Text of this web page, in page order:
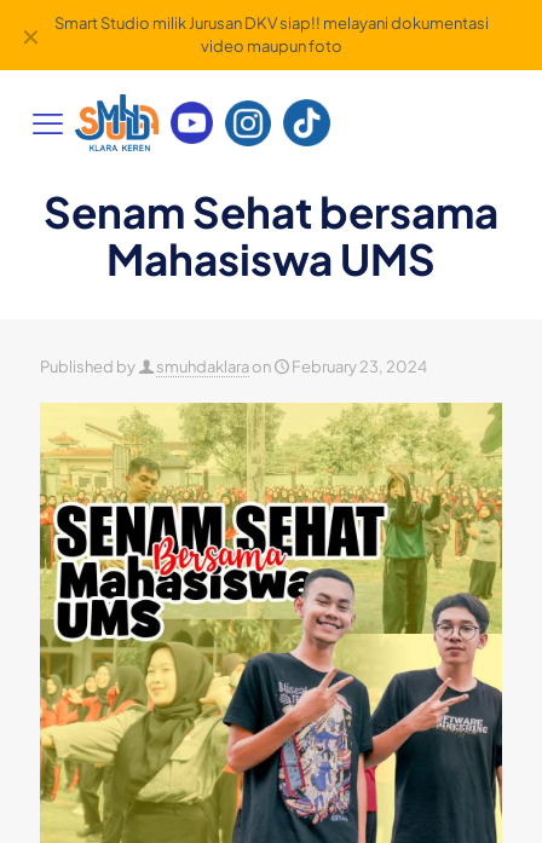
Smart Studio milik Jurusan DKV siap!! melayani dokumentasi
video maupun foto
✕
Senam Sehat bersama
Mahasiswa UMS
Published by smuhdaklaraon February 23, 2024